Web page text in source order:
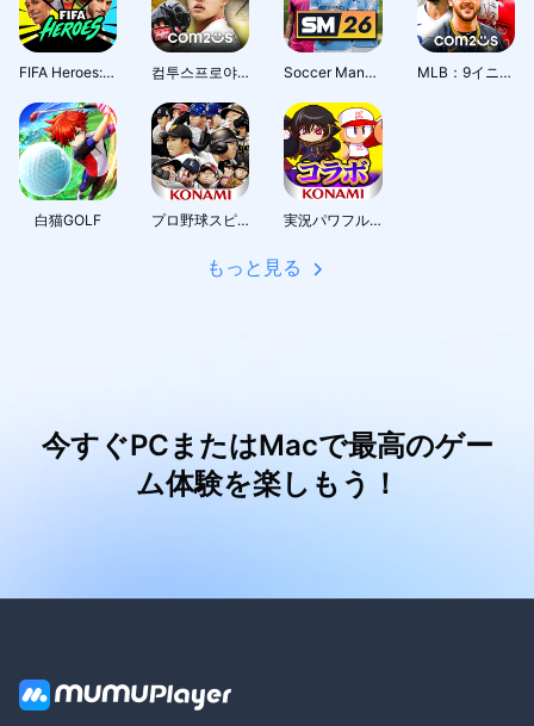
FIFA Heroes: Football Action 컴투스프로야구2026 Soccer Manager 2025 -サッカー MLB：9イニングス26
白猫GOLF プロ野球スピリッツA 実況パワフルプロ野球
もっと見る
今すぐPCまたはMacで最高のゲー
ム体験を楽しもう！